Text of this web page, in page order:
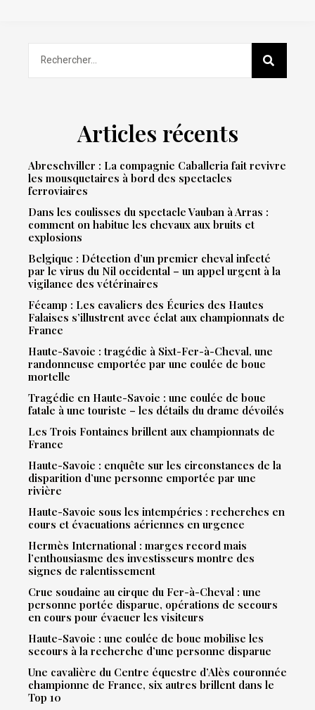
Articles récents
Abreschviller : La compagnie Caballeria fait revivre
les mousquetaires à bord des spectacles
ferroviaires
Dans les coulisses du spectacle Vauban à Arras :
comment on habitue les chevaux aux bruits et
explosions
Belgique : Détection d’un premier cheval infecté
par le virus du Nil occidental – un appel urgent à la
vigilance des vétérinaires
Fécamp : Les cavaliers des Écuries des Hautes
Falaises s’illustrent avec éclat aux championnats de
France
Haute-Savoie : tragédie à Sixt-Fer-à-Cheval, une
randonneuse emportée par une coulée de boue
mortelle
Tragédie en Haute-Savoie : une coulée de boue
fatale à une touriste – les détails du drame dévoilés
Les Trois Fontaines brillent aux championnats de
France
Haute-Savoie : enquête sur les circonstances de la
disparition d’une personne emportée par une
rivière
Haute-Savoie sous les intempéries : recherches en
cours et évacuations aériennes en urgence
Hermès International : marges record mais
l’enthousiasme des investisseurs montre des
signes de ralentissement
Crue soudaine au cirque du Fer-à-Cheval : une
personne portée disparue, opérations de secours
en cours pour évacuer les visiteurs
Haute-Savoie : une coulée de boue mobilise les
secours à la recherche d’une personne disparue
Une cavalière du Centre équestre d’Alès couronnée
championne de France, six autres brillent dans le
Top 10